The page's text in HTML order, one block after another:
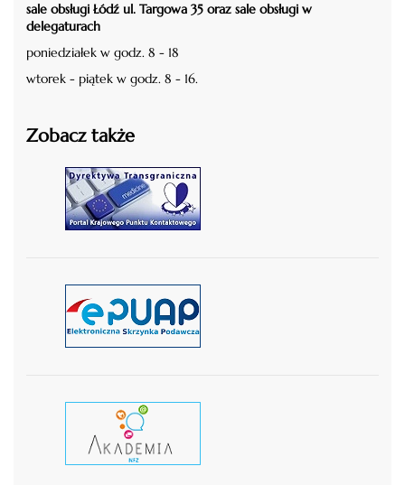
sale obsługi Łódź ul. Targowa 35 oraz sale obsługi w
delegaturach
poniedziałek w godz. 8 - 18
wtorek - piątek w godz. 8 - 16.
Zobacz także
czytaj więcej
czytaj więcej